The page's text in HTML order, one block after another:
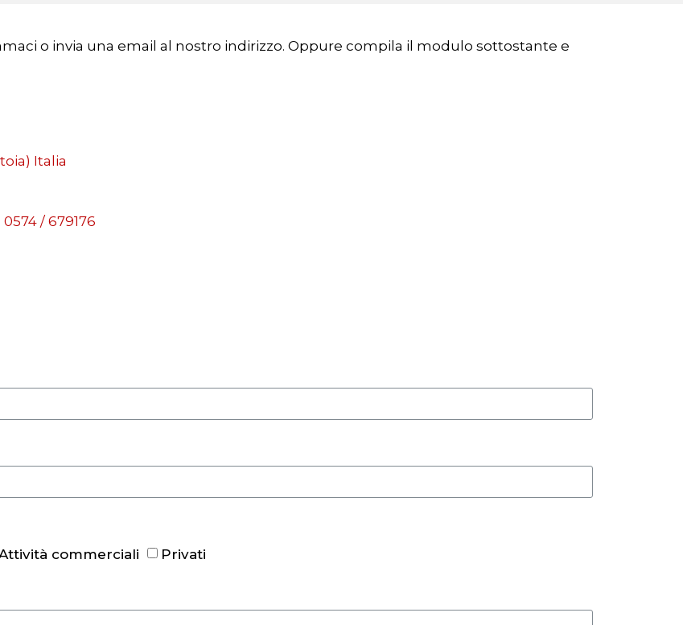
o invia una email al nostro indirizzo. Oppure compila il modulo sottostante e
Italia
0574 / 679176
commerciali Privati